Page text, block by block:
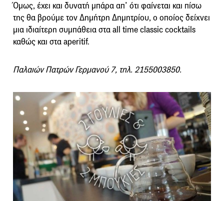
Όμως, έχει και δυνατή μπάρα απ’ ότι φαίνεται και πίσω
της θα βρούμε τον Δημήτρη Δημητρίου, ο οποίος δείχνει
μια ιδιαίτερη συμπάθεια στα all time classic cocktails
καθώς και στα aperitif.
Παλαιών Πατρών Γερμανού 7, τηλ. 2155003850.